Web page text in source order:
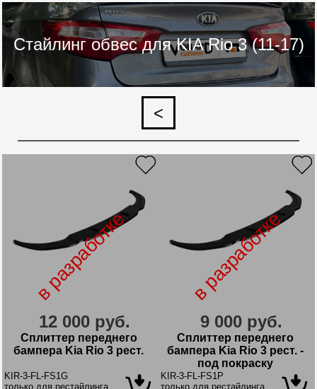
Стайлинг обвес для KIA Rio 3 (11-17)
<
в разработке
12 000 руб.
Сплиттер переднего
бампера Kia Rio 3 рест.
KIR-3-FL-FS1G
только для рестайлинга
в разработке
9 000 руб.
Сплиттер переднего
бампера Kia Rio 3 рест. -
под покраску
KIR-3-FL-FS1P
только для рестайлинга